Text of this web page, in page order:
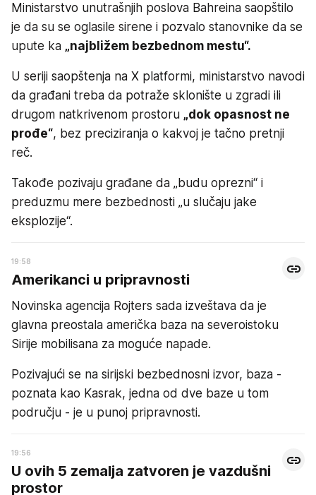
Ministarstvo unutrašnjih poslova Bahreina saopštilo
je da su se oglasile sirene i pozvalo stanovnike da se
upute ka „najbližem bezbednom mestu“.
U seriji saopštenja na X platformi, ministarstvo navodi
da građani treba da potraže sklonište u zgradi ili
drugom natkrivenom prostoru „dok opasnost ne
prođe“, bez preciziranja o kakvoj je tačno pretnji
reč.
Takođe pozivaju građane da „budu oprezni“ i
preduzmu mere bezbednosti „u slučaju jake
eksplozije“.
19:58
Amerikanci u pripravnosti
Novinska agencija Rojters sada izveštava da je
glavna preostala američka baza na severoistoku
Sirije mobilisana za moguće napade.
Pozivajući se na sirijski bezbednosni izvor, baza -
poznata kao Kasrak, jedna od dve baze u tom
području - je u punoj pripravnosti.
19:56
U ovih 5 zemalja zatvoren je vazdušni
prostor